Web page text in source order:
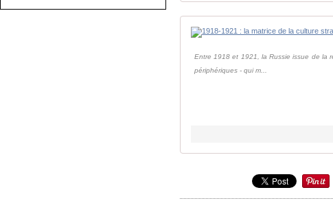
Entre 1918 et 1921, la Russie issue de la
périphériques - qui m...